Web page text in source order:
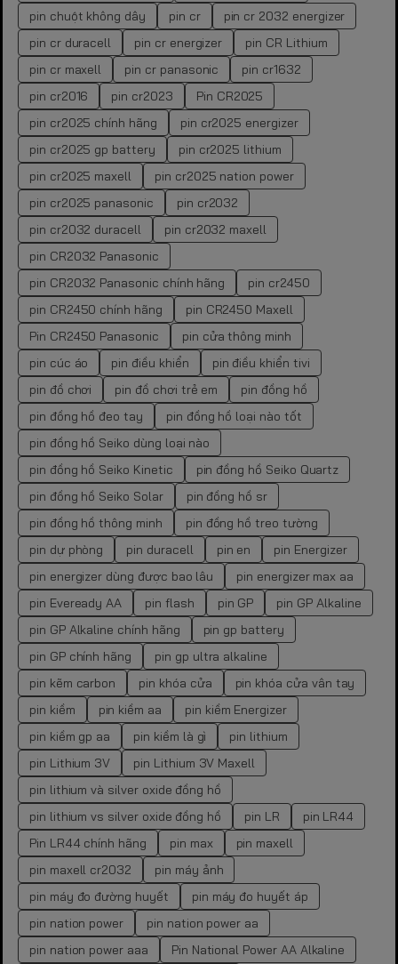
pin chuột không dây pin cr
pin cr 2032 energizer
pin cr duracell
pin cr energizer
pin CR Lithium
pin cr maxell
pin cr panasonic
pin cr1632
pin cr2016
pin cr2023
Pin CR2025
pin cr2025 chính hãng
pin cr2025 energizer
pin cr2025 gp battery
pin cr2025 lithium
pin cr2025 maxell
pin cr2025 nation power
pin cr2025 panasonic
pin cr2032
pin cr2032 duracell
pin cr2032 maxell
pin CR2032 Panasonic
pin CR2032 Panasonic chính hãng
pin cr2450
pin CR2450 chính hãng
pin CR2450 Maxell
Pin CR2450 Panasonic
pin cửa thông minh
pin cúc áo
pin điều khiển
pin điều khiển tivi
pin đồ chơi
pin đồ chơi trẻ em
pin đồng hồ
pin đồng hồ đeo tay
pin đồng hồ loại nào tốt
pin đồng hồ Seiko dùng loại nào
pin đồng hồ Seiko Kinetic
pin đồng hồ Seiko Quartz
pin đồng hồ Seiko Solar
pin đồng hồ sr
pin đồng hồ thông minh
pin đồng hồ treo tường
pin dự phòng
pin duracell pin en
pin Energizer
pin energizer dùng được bao lâu
pin energizer max aa
pin Eveready AA
pin flash pin GP
pin GP Alkaline
pin GP Alkaline chính hãng
pin gp battery
pin GP chính hãng
pin gp ultra alkaline
pin kẽm carbon
pin khóa cửa
pin khóa cửa vân tay
pin kiềm
pin kiềm aa
pin kiềm Energizer
pin kiềm gp aa
pin kiềm là gì
pin lithium
pin Lithium 3V
pin Lithium 3V Maxell
pin lithium và silver oxide đồng hồ
pin lithium vs silver oxide đồng hồ
pin LR
pin LR44
Pin LR44 chính hãng
pin max
pin maxell
pin maxell cr2032
pin máy ảnh
pin máy đo đường huyết
pin máy đo huyết áp
pin nation power
pin nation power aa
pin nation power aaa
Pin National Power AA Alkaline